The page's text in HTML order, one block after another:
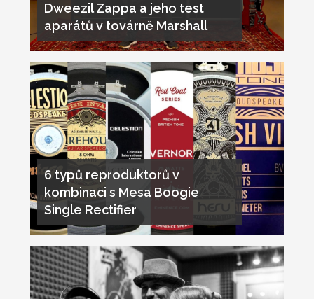
Dweezil Zappa a jeho test
aparátů v továrně Marshall
6 typů reproduktorů v
kombinaci s Mesa Boogie
Single Rectifier